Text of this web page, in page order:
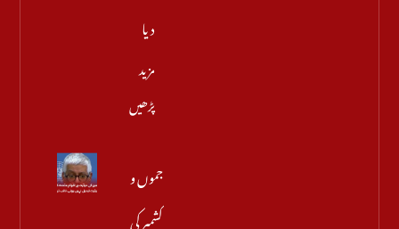
دیا
مزید
پڑھیں
جموں و
کشمیر کی